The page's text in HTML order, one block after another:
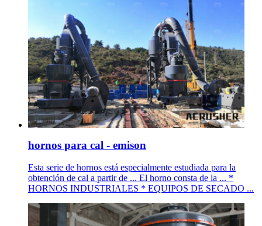
hornos para cal - emison
Esta serie de hornos está especialmente estudiada para la
obtención de cal a partir de ... El horno consta de la ... *
HORNOS INDUSTRIALES * EQUIPOS DE SECADO ...